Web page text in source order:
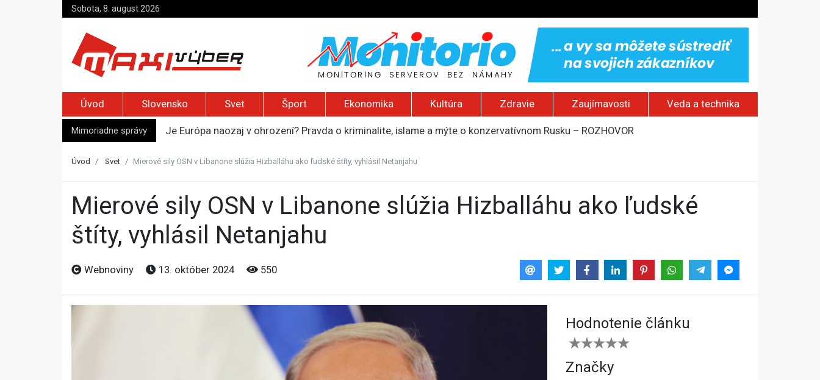
Sobota, 8. august 2026
Úvod Slovensko Svet Šport Ekonomika Kultúra Zdravie Zaujímavosti Veda a technika
Mimoriadne správy
Je Európa naozaj v ohrození? Pravda o kriminalite, islame a mýte o konzervatívnom Rusku – ROZHOVOR
Kyjev žiada EÚ o 220 miliónov eur na pomoc farmárom, ktorých postihla blokáda prístavov
Úvod Svet Mierové sily OSN v Libanone slúžia Hizballáhu ako ľudské štíty, vyhlásil Netanjahu
Mierové sily OSN v Libanone slúžia Hizballáhu ako ľudské
štíty, vyhlásil Netanjahu
Webnoviny 13. október 2024 550
Hodnotenie článku
Značky